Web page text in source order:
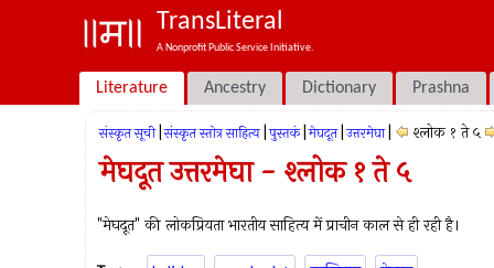
TransLiteral
A Nonprofit Public Service Initiative.
Literature Ancestry Dictionary Prashna
संस्कृत सूची संस्कृत स्तोत्र साहित्य पुस्तकं मेघदूत उत्तरमेघा श्लोक १ ते ५
मेघदूत उत्तरमेघा - श्लोक १ ते ५
"मेघदूत" की लोकप्रियता भारतीय साहित्य में प्राचीन काल से ही रही है।